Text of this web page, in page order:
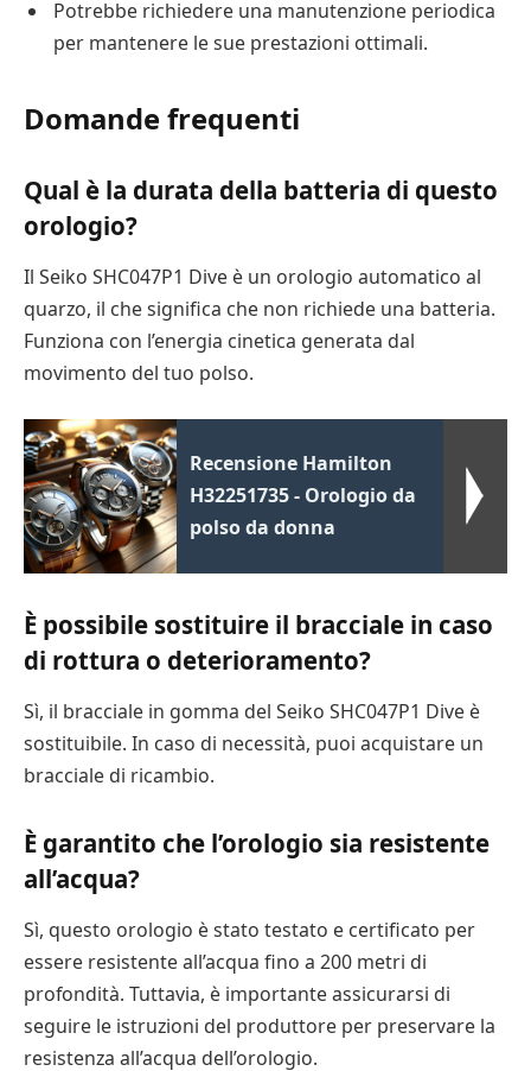
Potrebbe richiedere una manutenzione periodica
per mantenere le sue prestazioni ottimali.
Domande frequenti
Qual è la durata della batteria di questo
orologio?
Il Seiko SHC047P1 Dive è un orologio automatico al
quarzo, il che significa che non richiede una batteria.
Funziona con l’energia cinetica generata dal
movimento del tuo polso.
Recensione Hamilton
H32251735 - Orologio da
polso da donna
È possibile sostituire il bracciale in caso
di rottura o deterioramento?
Sì, il bracciale in gomma del Seiko SHC047P1 Dive è
sostituibile. In caso di necessità, puoi acquistare un
bracciale di ricambio.
È garantito che l’orologio sia resistente
all’acqua?
Sì, questo orologio è stato testato e certificato per
essere resistente all’acqua fino a 200 metri di
profondità. Tuttavia, è importante assicurarsi di
seguire le istruzioni del produttore per preservare la
resistenza all’acqua dell’orologio.